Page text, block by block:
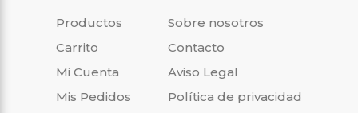
Productos
Carrito
Mi Cuenta
Mis Pedidos
Sobre nosotros
Contacto
Aviso Legal
Política de privacidad